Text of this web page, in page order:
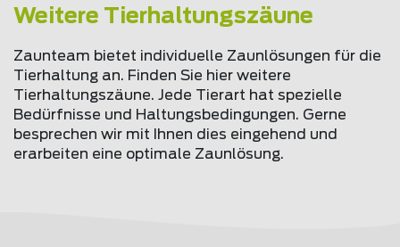
Weitere Tierhaltungszäune
Zaunteam bietet individuelle Zaunlösungen für die
Tierhaltung an. Finden Sie hier weitere
Tierhaltungszäune. Jede Tierart hat spezielle
Bedürfnisse und Haltungsbedingungen. Gerne
besprechen wir mit Ihnen dies eingehend und
erarbeiten eine optimale Zaunlösung.